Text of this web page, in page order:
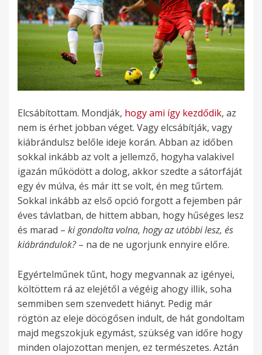
Elcsábítottam. Mondják, hogy ami így kezdődik, az
nem is érhet jobban véget. Vagy elcsábítják, vagy
kiábrándulsz belőle ideje korán. Abban az időben
sokkal inkább az volt a jellemző, hogyha valakivel
igazán működött a dolog, akkor szedte a sátorfáját
egy év múlva, és már itt se volt, én meg tűrtem.
Sokkal inkább az első opció forgott a fejemben pár
éves távlatban, de hittem abban, hogy hűséges lesz
és marad – ki gondolta volna, hogy az utóbbi lesz, és
kiábrándulok?– na de ne ugorjunk ennyire előre.
Egyértelműnek tűnt, hogy megvannak az igényei,
költöttem rá az elejétől a végéig ahogy illik, soha
semmiben sem szenvedett hiányt. Pedig már
rögtön az eleje döcögősen indult, de hát gondoltam
majd megszokjuk egymást, szükség van időre hogy
minden olajozottan menjen, ez természetes. Aztán